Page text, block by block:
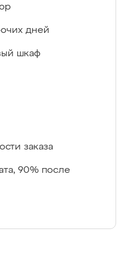
дней
шкаф
заказа
90% после